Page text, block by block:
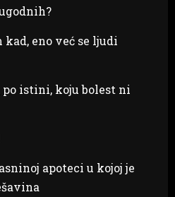
kad, eno već se ljudi
po istini, koju bolest ni
apoteci u kojoj je